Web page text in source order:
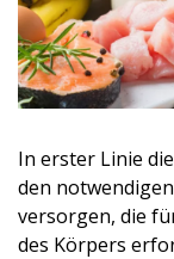
In erster Linie
den
versorgen, die
des Körpers